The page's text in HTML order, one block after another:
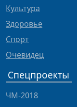
Культура
Здоровье
Спорт
Очевидец
Спецпроекты
ЧМ-2018